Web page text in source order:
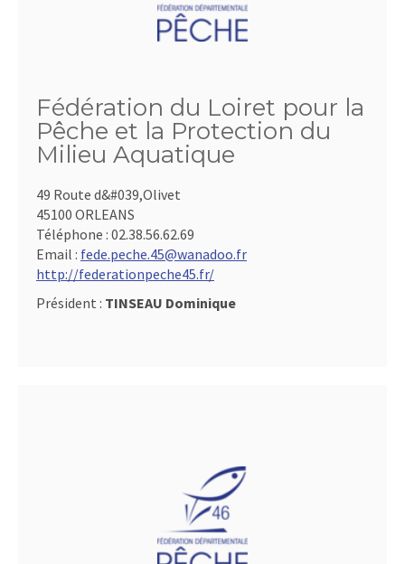
Fédération du Loiret pour la
Pêche et la Protection du
Milieu Aquatique
49 Route d&#039,Olivet
45100 ORLEANS
Téléphone : 02.38.56.62.69
Email : fede.peche.45@wanadoo.fr
http://federationpeche45.fr/
Président : TINSEAU Dominique